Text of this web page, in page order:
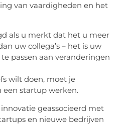
van vaardigheden en het
als u merkt dat het u meer
uw collega’s – het is uw
passen aan veranderingen
wilt doen, moet je
startup werken.
geassocieerd met
en nieuwe bedrijven